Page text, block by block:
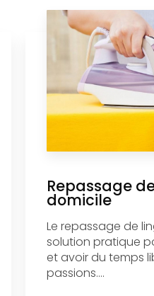
Repassage
domicile
Le repassage de
solution pratique
et avoir du temps
passions....